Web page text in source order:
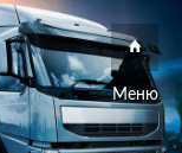
Меню